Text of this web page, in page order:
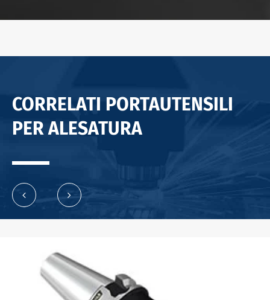
CORRELATI PORTAUTENSILI
PER ALESATURA